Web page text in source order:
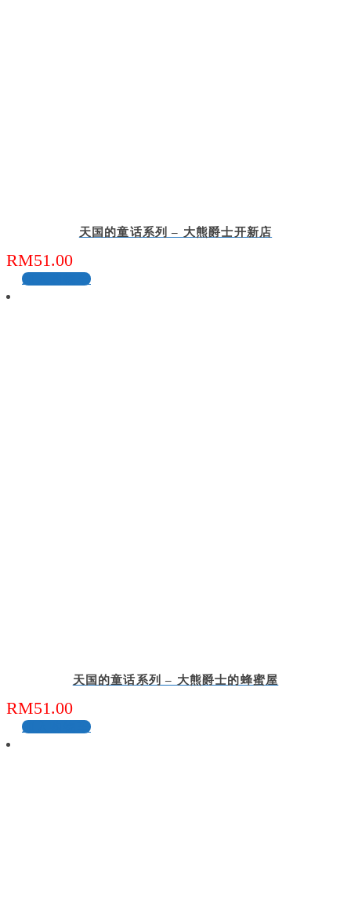
天国的童话系列 – 大熊爵士开新店
RM51.00
加入购物车
天国的童话系列 – 大熊爵士的蜂蜜屋
RM51.00
加入购物车